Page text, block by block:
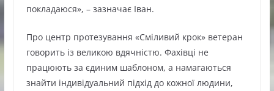
покладаюся», – зазначає Іван.
Про центр протезування «Сміливий крок» ветеран
говорить із великою вдячністю. Фахівці не
працюють за єдиним шаблоном, а намагаються
знайти індивідуальний підхід до кожної людини,